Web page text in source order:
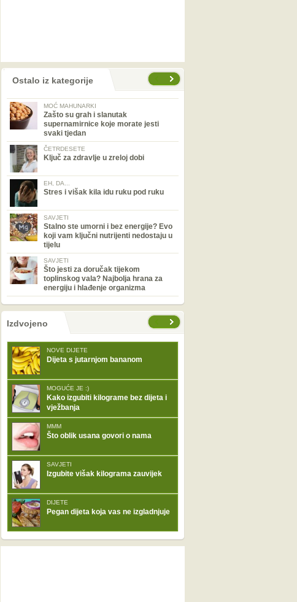
Ostalo iz kategorije
MOĆ MAHUNARKI
Zašto su grah i slanutak
supernamirnice koje morate jesti
svaki tjedan
ČETRDESETE
Ključ za zdravlje u zreloj dobi
EH, DA...
Stres i višak kila idu ruku pod ruku
SAVJETI
Stalno ste umorni i bez energije? Evo
koji vam ključni nutrijenti nedostaju u
tijelu
SAVJETI
Što jesti za doručak tijekom
toplinskog vala? Najbolja hrana za
energiju i hlađenje organizma
stranice
Izdvojeno
NOVE DIJETE
Dijeta s jutarnjom bananom
MOGUĆE JE :)
Kako izgubiti kilograme bez dijeta i
vježbanja
MMM
Što oblik usana govori o nama
SAVJETI
Izgubite višak kilograma zauvijek
DIJETE
Pegan dijeta koja vas ne izgladnjuje